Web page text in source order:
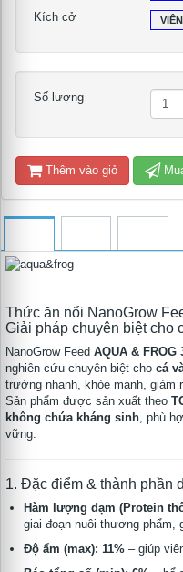
Kích cở
Số lượng
Thêm vào giỏ
Thức ăn nổi NanoGrow
Giải pháp chuyên biệt cho
NanoGrow Feed AQUA & FROG
nghiên cứu chuyên biệt cho cá
trưởng nhanh, khỏe mạnh, giảm
Sản phẩm được sản xuất theo
không chứa kháng sinh, phù
vững.
1. Đặc điểm & thành phần
Hàm lượng đạm (Protein
giai đoạn nuôi thương phẩm,
Độ ẩm (max): 11% – giúp